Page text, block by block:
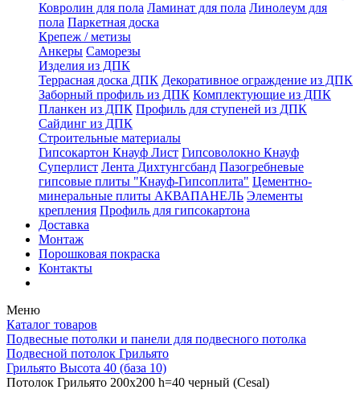
Ковролин для пола Ламинат для пола Линолеум для
пола Паркетная доска
Крепеж / метизы
Анкеры Саморезы
Изделия из ДПК
Террасная доска ДПК Декоративное ограждение из ДПК
Заборный профиль из ДПК Комплектующие из ДПК
Планкен из ДПК Профиль для ступеней из ДПК
Сайдинг из ДПК
Строительные материалы
Гипсокартон Кнауф Лист Гипсоволокно Кнауф
Суперлист Лента Дихтунгсбанд Пазогребневые
гипсовые плиты "Кнауф-Гипсоплита" Цементно-
минеральные плиты АКВАПАНЕЛЬ Элементы
крепления Профиль для гипсокартона
Доставка
Монтаж
Порошковая покраска
Контакты
Меню
Каталог товаров
Подвесные потолки и панели для подвесного потолка
Подвесной потолок Грильято
Грильято Высота 40 (база 10)
Потолок Грильято 200x200 h=40 черный (Cesal)